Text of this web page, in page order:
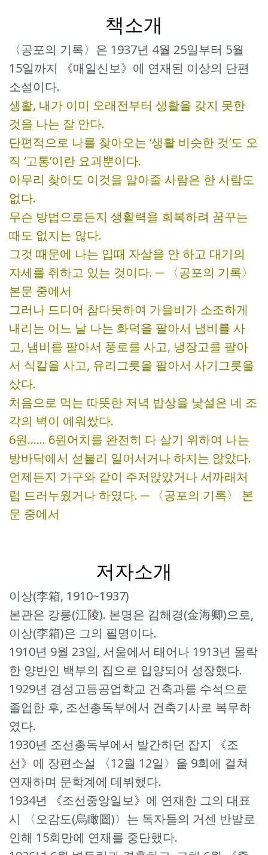
책소개
〈공포의 기록〉은 1937년 4월 25일부터 5월
15일까지 《매일신보》에 연재된 이상의 단편
소설이다.
생활, 내가 이미 오래전부터 생활을 갖지 못한
것을 나는 잘 안다.
단편적으로 나를 찾아오는 ‘생활 비슷한 것’도 오
직 ‘고통’이란 요괴뿐이다.
아무리 찾아도 이것을 알아줄 사람은 한 사람도
없다.
무슨 방법으로든지 생활력을 회복하려 꿈꾸는
때도 없지는 않다.
그것 때문에 나는 입때 자살을 안 하고 대기의
자세를 취하고 있는 것이다. ─ 〈공포의 기록〉
본문 중에서
그러나 드디어 참다못하여 가을비가 소조하게
내리는 어느 날 나는 화덕을 팔아서 냄비를 사
고, 냄비를 팔아서 풍로를 사고, 냉장고를 팔아
서 식칼을 사고, 유리그릇을 팔아서 사기그릇을
샀다.
처음으로 먹는 따뜻한 저녁 밥상을 낯설은 네 조
각의 벽이 에워쌌다.
6원…… 6원어치를 완전히 다 살기 위하여 나는
방바닥에서 섣불리 일어서거나 하지는 않았다.
언제든지 가구와 같이 주저앉았거나 서까래처
럼 드러누웠거나 하였다. ─ 〈공포의 기록〉 본
문 중에서
저자소개
이상(李箱, 1910~1937)
본관은 강릉(江陵). 본명은 김해경(金海卿)으로,
이상(李箱)은 그의 필명이다.
1910년 9월 23일, 서울에서 태어나 1913년 몰락
한 양반인 백부의 집으로 입양되어 성장했다.
1929년 경성고등공업학교 건축과를 수석으로
졸업한 후, 조선총독부에서 건축기사로 복무하
였다.
1930년 조선총독부에서 발간하던 잡지 《조
선》에 장편소설 〈12월 12일〉을 9회에 걸쳐
연재하며 문학계에 데뷔했다.
1934년 《조선중앙일보》에 연재한 그의 대표
시 〈오감도(烏瞰圖)〉는 독자들의 거센 반발로
인해 15회만에 연재를 중단했다.